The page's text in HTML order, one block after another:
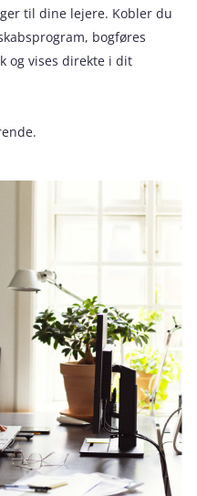
til dine lejere. Kobler du
bogføres
og vises direkte i dit